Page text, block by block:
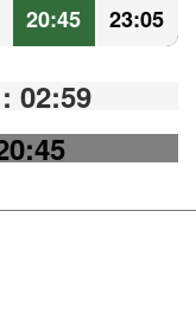
20:45 23:05
02:59